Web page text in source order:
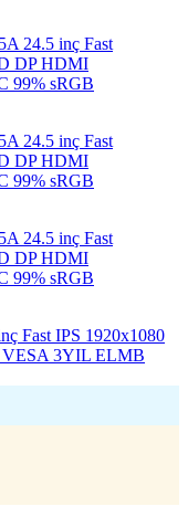
Fast IPS 1920x1080
VESA 3YIL ELMB